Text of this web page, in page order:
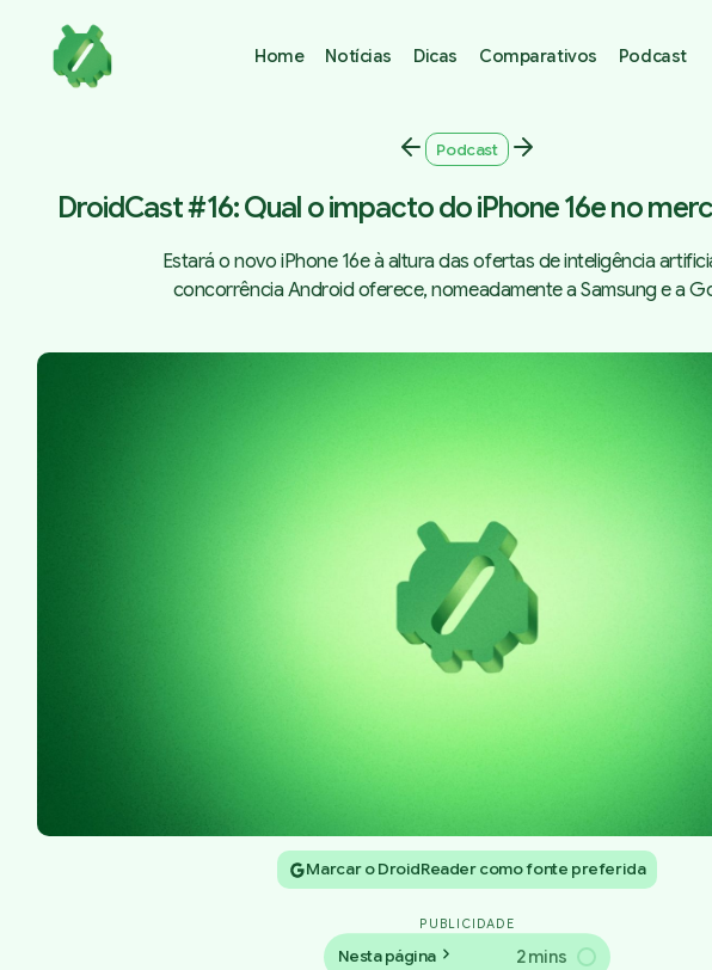
Home Notícias Dicas Comparativos Podcast
Podcast
DroidCast #16: Qual o impacto do iPhone 16e no
Estará o novo iPhone 16e à altura das ofertas de inteligência
concorrência Android oferece, nomeadamente a Samsung e a
Marcar o DroidReader como fonte preferida
PUBLICIDADE
Nesta página 2 mins